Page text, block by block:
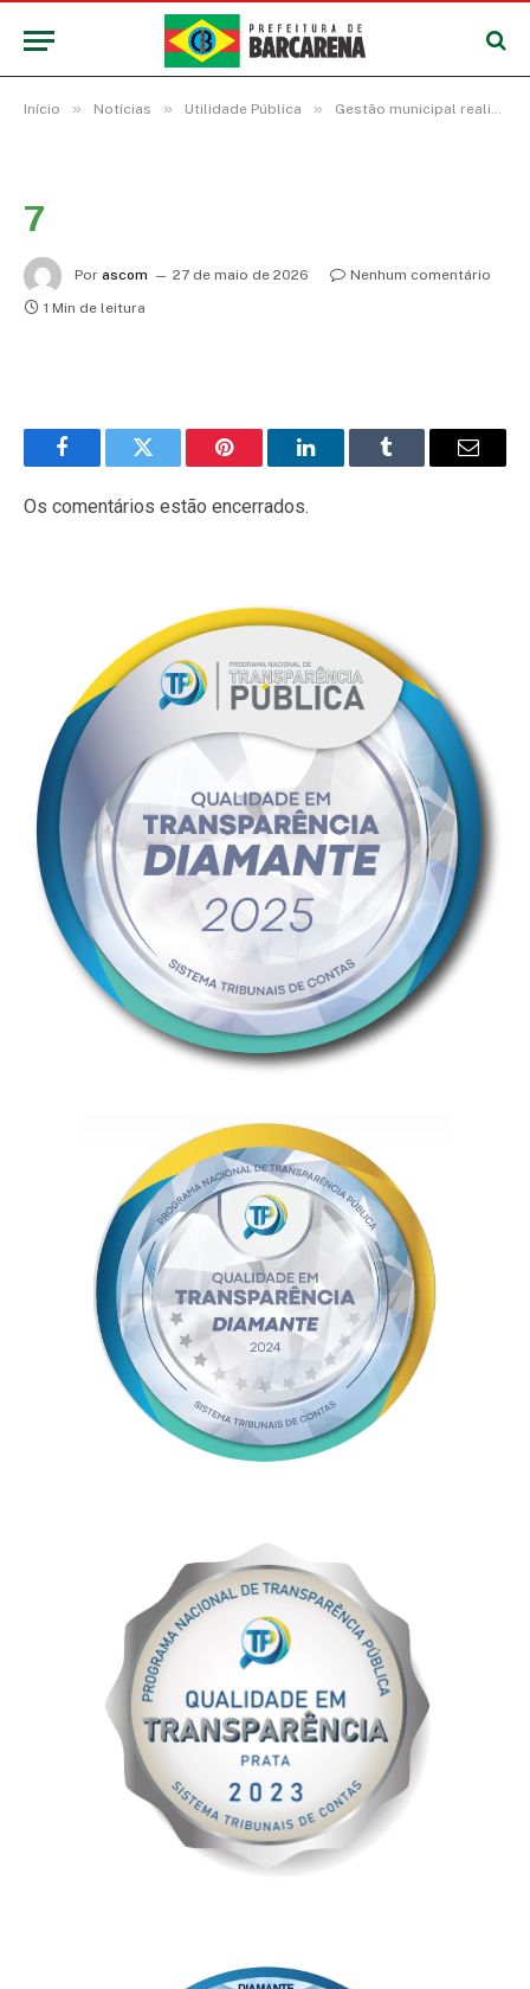
Início » Notícias » Utilidade Pública » Gestão municipal realiza treinamento sobre transparência pública, participação social e acesso à informação
7
Por ascom 27 de maio de 2026
Nenhum comentário
1 Min de leitura
FacebookTwitter Pinterest LinkedInTumblr
E-
Os comentários estão encerrados.